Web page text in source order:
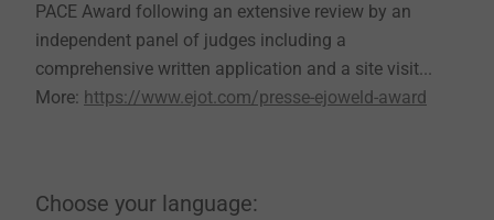
PACE Award following an extensive review by an
independent panel of judges including a
comprehensive written application and a site visit...
More: https://www.ejot.com/presse-ejoweld-award
Choose your language: